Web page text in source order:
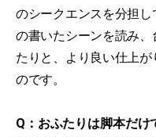
のシークエンスを分担
の書いたシーンを読み、
たりと、より良い仕上
のです。
Q：おふたりは脚本だ